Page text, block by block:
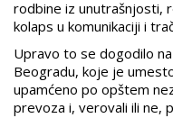
rodbine iz unutrašnjosti,
kolaps u komunikaciji i
Upravo to se dogodilo
Beogradu, koje je
upamćeno po opštem
prevoza i, verovali ili ne,